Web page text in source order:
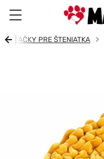
HRAČKY PRE ŠTENIATKA